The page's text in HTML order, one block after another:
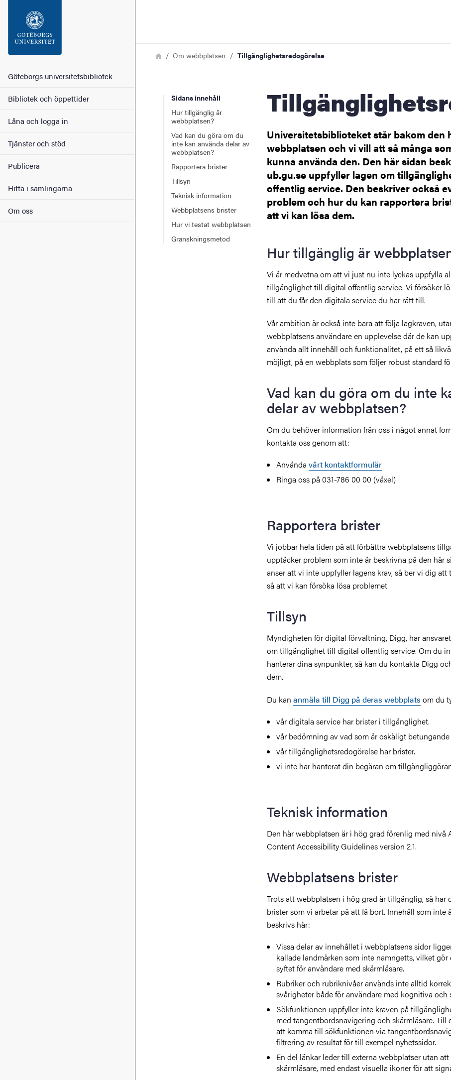
Sidfoten
Om webbplatsen
Huvudmeny
Göteborgs universitetsbibliotek
Bibliotek och öppettider
Låna och logga in
Tjänster och stöd
Publicera
Hitta i samlingarna
Om oss
LänkstigHemOm webbplatsen Tillgänglighetsredogörelse
Sidans innehåll
Hur tillgänglig är
webbplatsen?
Vad kan du göra om du
inte kan använda delar av
webbplatsen?
Rapportera brister
Tillsyn
Teknisk information
Webbplatsens brister
Hur vi testat webbplatsen
Granskningsmetod
Universitetsbiblioteket står bakom den
webbplatsen och vi vill att så många
kunna använda den. Den här sidan
ub.gu.se uppfyller lagen om
offentlig service. Den beskriver också
problem och hur du kan rapportera
att vi kan lösa dem.
Hur tillgänglig är
Vi är medvetna om att vi just nu inte lyckas uppfylla
tillgänglighet till digital offentlig service. Vi försöker
till att du får den digitala service du har rätt till.
Vår ambition är också inte bara att följa lagkraven,
webbplatsens användare en upplevelse där de kan
använda allt innehåll och funktionalitet, på ett så
möjligt, på en webbplats som följer robust standard
Vad kan du göra om du inte
delar av webbplatsen?
Om du behöver information från oss i något annat
kontakta oss genom att:
Användavårt kontaktformulär
Ringa oss på 031-786 00 00 (växel)
Rapportera brister
Vi jobbar hela tiden på att förbättra webbplatsens
upptäcker problem som inte är beskrivna på den här
anser att vi inte uppfyller lagens krav, så ber vi dig att
så att vi kan försöka lösa problemet.
Tillsyn
Myndigheten för digital förvaltning, Digg, har
om tillgänglighet till digital offentlig service. Om du
hanterar dina synpunkter, så kan du kontakta Digg
dem.
Du kan anmäla till Digg på deras webbplats om du
vår digitala service har brister i tillgänglighet.
vår bedömning av vad som är oskäligt betungande
vår tillgänglighetsredogörelse har brister.
vi inte har hanterat din begäran om
Teknisk information
Den här webbplatsen är i hög grad förenlig med nivå
Content Accessibility Guidelines version 2.1.
Webbplatsens brister
Trots att webbplatsen i hög grad är tillgänglig, så har
brister som vi arbetar på att få bort. Innehåll som
beskrivs här:
Vissa delar av innehållet i webbplatsens sidor
kallade landmärken som inte namngetts, vilket gör
syftet för användare med skärmläsare.
Rubriker och rubriknivåer används inte alltid
svårigheter både för användare med kognitiva och
Sökfunktionen uppfyller inte kraven på
med tangentbordsnavigering och skärmläsare. Till
att komma till sökfunktionen via
filtrering av resultat för till exempel nyhetssidor.
En del länkar leder till externa webbplatser utan
skärmläsare, med endast visuella ikoner för att